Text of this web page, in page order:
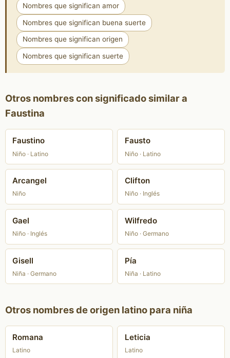
Nombres que significan amor
Nombres que significan buena suerte
Nombres que significan origen
Nombres que significan suerte
Otros nombres con significado similar a
Faustina
Faustino
Niño · Latino
Fausto
Niño · Latino
Arcangel
Niño
Clifton
Niño · Inglés
Gael
Niño · Inglés
Wilfredo
Niño · Germano
Gisell
Niña · Germano
Pía
Niña · Latino
Otros nombres de origen latino para niña
Romana
Latino
Leticia
Latino